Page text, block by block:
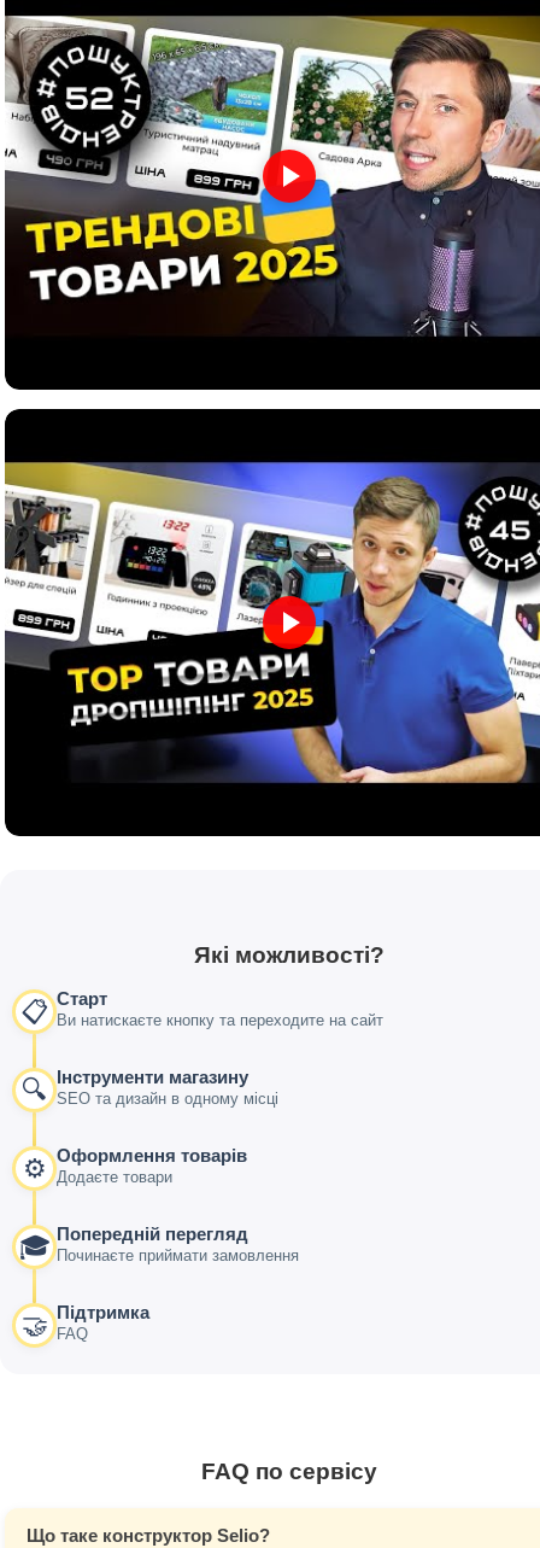
Які можливості?
📋 Старт
Ви натискаєте кнопку та переходите на сайт
🔍 Інструменти магазину
SEO та дизайн в одному місці
⚙️ Оформлення товарів
Додаєте товари
🎓 Попередній перегляд
Починаєте приймати замовлення
🤝 Підтримка
FAQ
FAQ по сервісу
Що таке конструктор Selio?